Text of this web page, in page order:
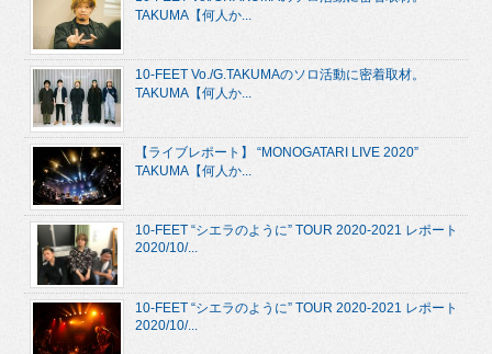
TAKUMA【何人か...
10-FEET Vo./G.TAKUMAのソロ活動に密着取材。
TAKUMA【何人か...
【ライブレポート】 “MONOGATARI LIVE 2020”
TAKUMA【何人か...
10-FEET “シエラのように” TOUR 2020-2021 レポート
2020/10/...
10-FEET “シエラのように” TOUR 2020-2021 レポート
2020/10/...